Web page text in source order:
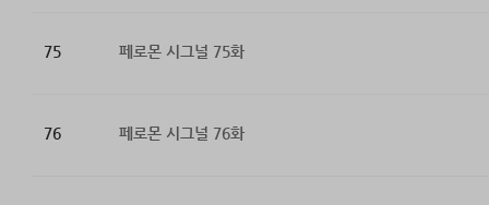
75 페로몬 시그널 75화
76 페로몬 시그널 76화